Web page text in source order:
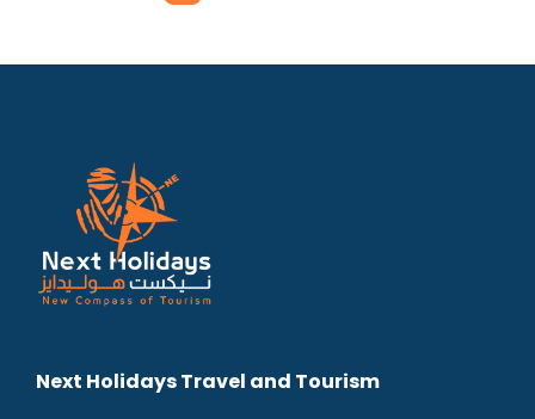
Next Holidays Travel and Tourism